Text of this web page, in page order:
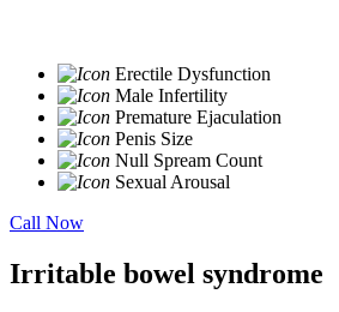
Erectile Dysfunction
Male Infertility
Premature Ejaculation
Penis Size
Null Spream Count
Sexual Arousal
Call Now
Irritable bowel syndrome